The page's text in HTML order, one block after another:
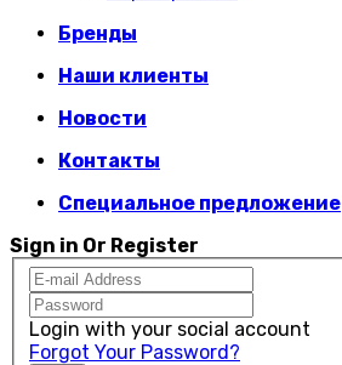
Бренды
Наши клиенты
Новости
Контакты
Специальное предложение
Sign in Or Register
Login with your social account
Forgot Your Password?